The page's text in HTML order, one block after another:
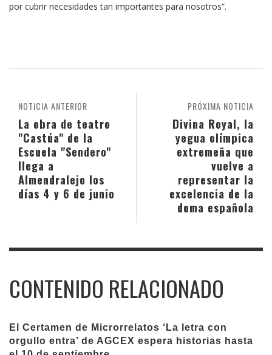
por cubrir necesidades tan importantes para nosotros”.
PRÓXIMA NOTICIA
Divina Royal, la
yegua olímpica
extremeña que
vuelve a
representar la
excelencia de la
doma española
NOTICIA ANTERIOR
La obra de teatro
"Castúa" de la
Escuela "Sendero"
llega a
Almendralejo los
días 4 y 6 de junio
CONTENIDO RELACIONADO
El Certamen de Microrrelatos ‘La letra con
orgullo entra’ de AGCEX espera historias hasta